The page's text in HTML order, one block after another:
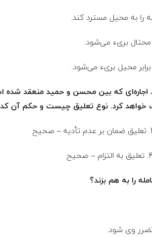
که بین محسن و حمید منعقد
خواهد کرد. نوع تعلیق چیست و حکم آن